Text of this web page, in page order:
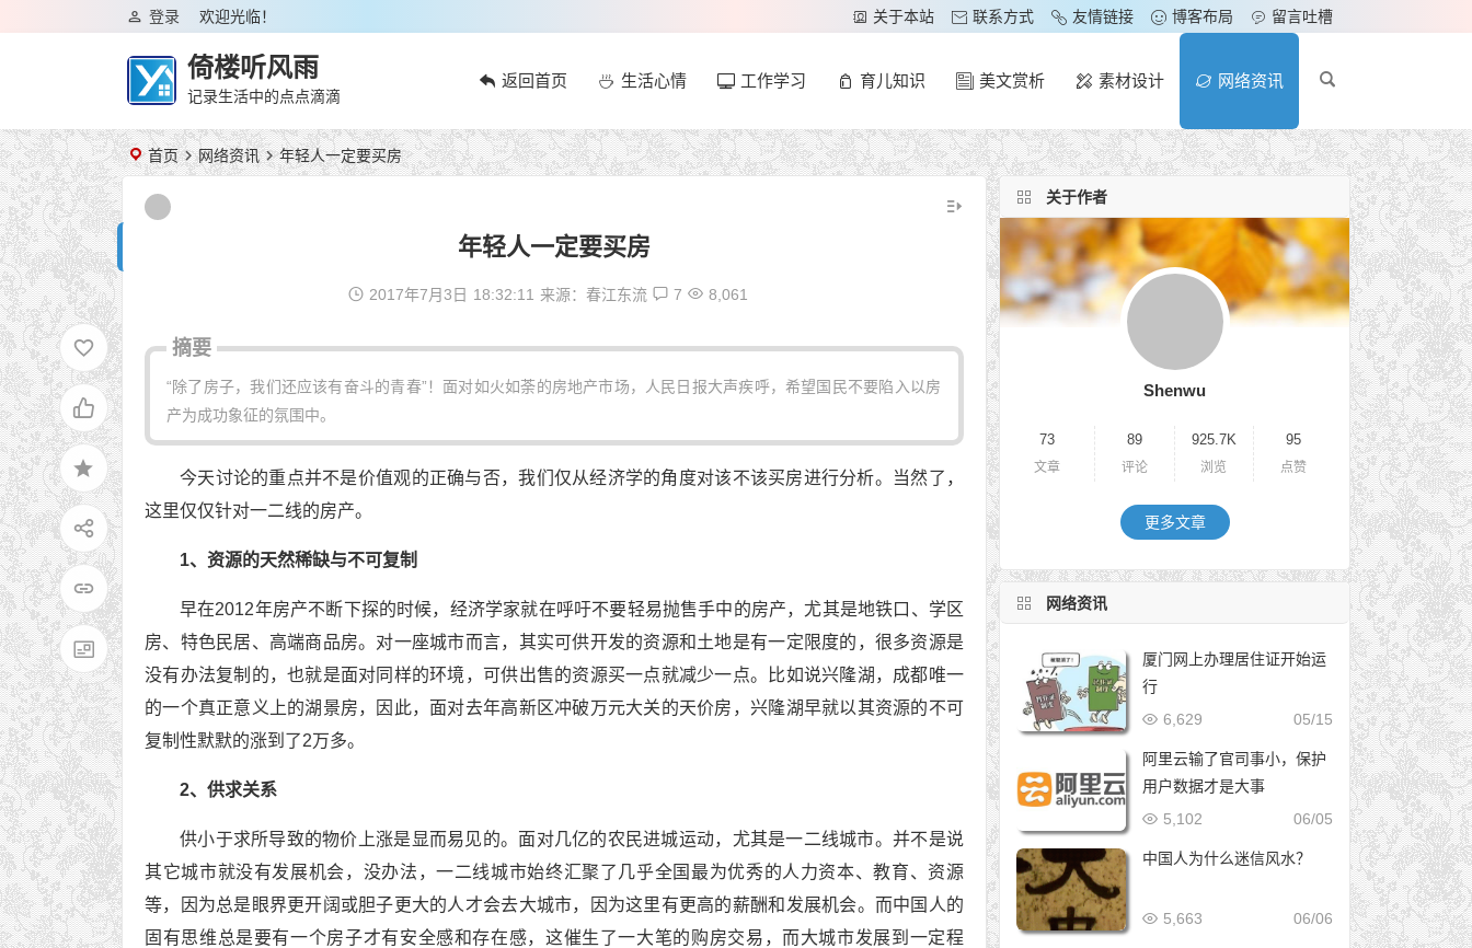
欢迎光临！
登录 关于本站 联系方式 友情链接 博客布局 留言吐槽
倚楼听风雨
记录生活中的点点滴滴
返回首页 生活心情 工作学习 育儿知识 美文赏析 素材设计 网络资讯
首页 网络资讯 年轻人一定要买房
年轻人一定要买房
2017年7月3日 18:32:11 来源：春江东流 7 8,061
摘要
“除了房子，我们还应该有奋斗的青春”！面对如火如荼的房地产市场，人民日报大声疾呼，希望国民不要陷入以房
产为成功象征的氛围中。
今天讨论的重点并不是价值观的正确与否，我们仅从经济学的角度对该不该买房进行分析。当然了，
这里仅仅针对一二线的房产。
1、资源的天然稀缺与不可复制
早在2012年房产不断下探的时候，经济学家就在呼吁不要轻易抛售手中的房产，尤其是地铁口、学区
房、特色民居、高端商品房。对一座城市而言，其实可供开发的资源和土地是有一定限度的，很多资源是
没有办法复制的，也就是面对同样的环境，可供出售的资源买一点就减少一点。比如说兴隆湖，成都唯一
的一个真正意义上的湖景房，因此，面对去年高新区冲破万元大关的天价房，兴隆湖早就以其资源的不可
复制性默默的涨到了2万多。
2、供求关系
供小于求所导致的物价上涨是显而易见的。面对几亿的农民进城运动，尤其是一二线城市。并不是说
其它城市就没有发展机会，没办法，一二线城市始终汇聚了几乎全国最为优秀的人力资本、教育、资源
等，因为总是眼界更开阔或胆子更大的人才会去大城市，因为这里有更高的薪酬和发展机会。而中国人的
固有思维总是要有一个房子才有安全感和存在感，这催生了一大笔的购房交易，而大城市发展到一定程
关于作者
Shenwu
73
文章
89
评论
925.7K
浏览
95
点赞
更多文章
网络资讯
厦门网上办理居住证开始运
行
05/15
6,629
阿里云输了官司事小，保护
用户数据才是大事
06/05
5,102
中国人为什么迷信风水？
06/06
5,663